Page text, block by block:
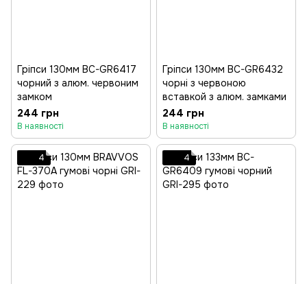
Гріпси 130мм BC-GR6417
чорний з алюм. червоним
замком
244 грн
В наявності
Гріпси 130мм BC-GR6432
чорні з червоною
вставкой з алюм. замками
244 грн
В наявності
4 4